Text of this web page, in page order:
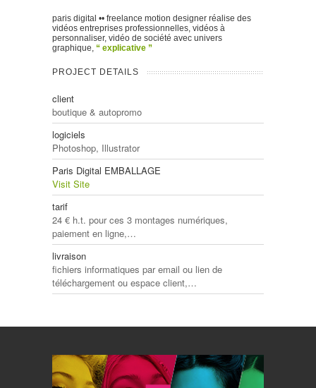
paris digital •• freelance motion designer réalise des
vidéos entreprises professionnelles, vidéos à
personnaliser, vidéo de société avec univers
graphique, “ explicative ”
PROJECT DETAILS
client
boutique & autopromo
logiciels
Photoshop, Illustrator
Paris Digital EMBALLAGE
Visit Site
tarif
24 € h.t. pour ces 3 montages numériques,
paiement en ligne,…
livraison
fichiers informatiques par email ou lien de
téléchargement ou espace client,…